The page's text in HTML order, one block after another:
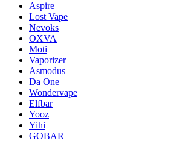
Aspire
Lost Vape
Nevoks
OXVA
Moti
Vaporizer
Asmodus
Da One
Wondervape
Elfbar
Yooz
Yihi
GOBAR